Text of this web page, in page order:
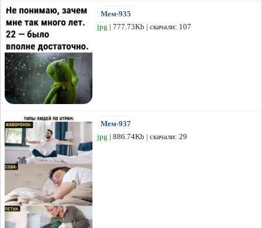
Мем-935
jpg | 777.73Kb | скачали: 107
Мем-937
jpg | 886.74Kb | скачали: 29